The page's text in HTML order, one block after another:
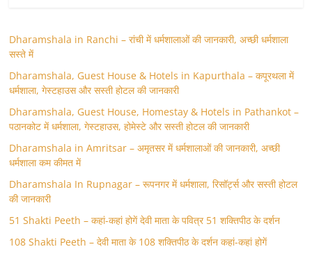
Dharamshala in Ranchi – रांची में धर्मशालाओं की जानकारी, अच्छी धर्मशाला
सस्ते में
Dharamshala, Guest House & Hotels in Kapurthala – कपूरथला में
धर्मशाला, गेस्टहाउस और सस्ती होटल की जानकारी
Dharamshala, Guest House, Homestay & Hotels in Pathankot –
पठानकोट में धर्मशाला, गेस्टहाउस, होमेस्टे और सस्ती होटल की जानकारी
Dharamshala in Amritsar – अमृतसर में धर्मशालाओं की जानकारी, अच्छी
धर्मशाला कम कीमत में
Dharamshala In Rupnagar – रूपनगर में धर्मशाला, रिसॉर्ट्स और सस्ती होटल
की जानकारी
51 Shakti Peeth – कहां-कहां होगें देवी माता के पवित्र 51 शक्तिपीठ के दर्शन
108 Shakti Peeth – देवी माता के 108 शक्तिपीठ के दर्शन कहां-कहां होगें